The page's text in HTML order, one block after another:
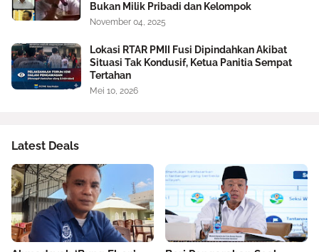
Bukan Milik Pribadi dan Kelompok
November 04, 2025
Lokasi RTAR PMII Fusi Dipindahkan Akibat
Situasi Tak Kondusif, Ketua Panitia Sempat
Tertahan
Mei 10, 2026
Latest Deals